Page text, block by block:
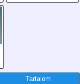
Tartalom